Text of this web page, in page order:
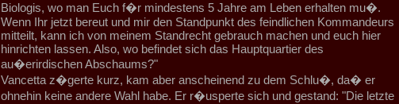
Biologis, wo man Euch f�r mindestens 5 Jahre am Leben erhalten mu�.
Wenn Ihr jetzt bereut und mir den Standpunkt des feindlichen Kommandeurs
mitteilt, kann ich von meinem Standrecht gebrauch machen und euch hier
hinrichten lassen. Also, wo befindet sich das Hauptquartier des
au�erirdischen Abschaums?"
Vancetta z�gerte kurz, kam aber anscheinend zu dem Schlu�, da� er
ohnehin keine andere Wahl habe. Er r�usperte sich und gestand: "Die letzte